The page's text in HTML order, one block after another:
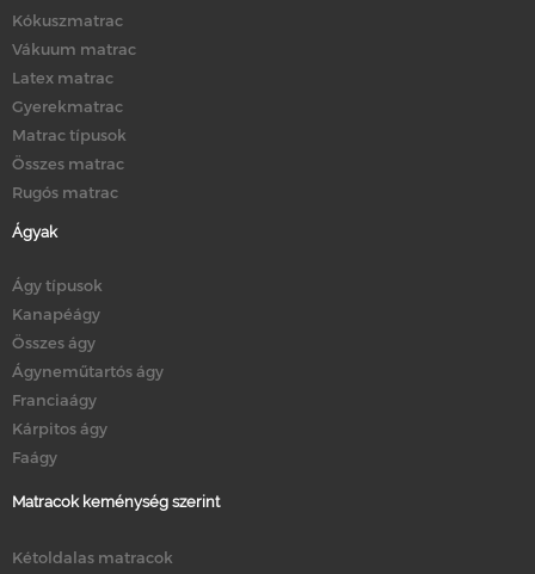
Kókuszmatrac
Vákuum matrac
Latex matrac
Gyerekmatrac
Matrac típusok
Összes matrac
Rugós matrac
Ágyak
Ágy típusok
Kanapéágy
Összes ágy
Ágyneműtartós ágy
Franciaágy
Kárpitos ágy
Faágy
Matracok keménység szerint
Kétoldalas matracok